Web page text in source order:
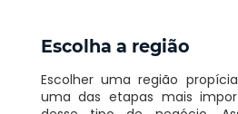
Escolha a região
Escolher uma região
uma das etapas mais